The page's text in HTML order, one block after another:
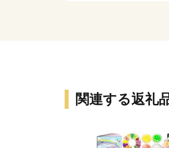
関連する返礼